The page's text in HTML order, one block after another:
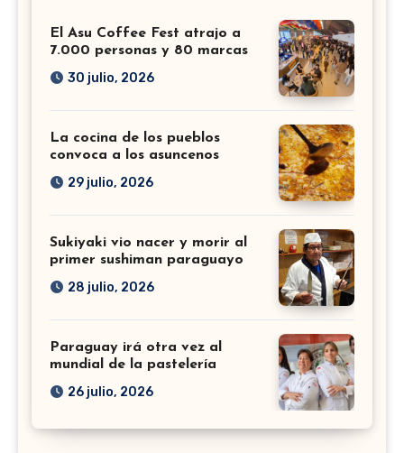
El Asu Coffee Fest atrajo a
7.000 personas y 80 marcas
30 julio, 2026
La cocina de los pueblos
convoca a los asuncenos
29 julio, 2026
Sukiyaki vio nacer y morir al
primer sushiman paraguayo
28 julio, 2026
Paraguay irá otra vez al
mundial de la pastelería
26 julio, 2026